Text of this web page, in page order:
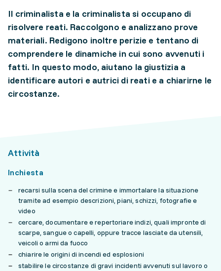
Il criminalista e la criminalista si occupano di
risolvere reati. Raccolgono e analizzano prove
materiali. Redigono inoltre perizie e tentano di
comprendere le dinamiche in cui sono avvenuti i
fatti. In questo modo, aiutano la giustizia a
identificare autori e autrici di reati e a chiarirne le
circostanze.
Attività
Inchiesta
recarsi sulla scena del crimine e immortalare la situazione
tramite ad esempio descrizioni, piani, schizzi, fotografie e
video
cercare, documentare e repertoriare indizi, quali impronte di
scarpe, sangue o capelli, oppure tracce lasciate da utensili,
veicoli o armi da fuoco
chiarire le origini di incendi ed esplosioni
stabilire le circostanze di gravi incidenti avvenuti sul lavoro o